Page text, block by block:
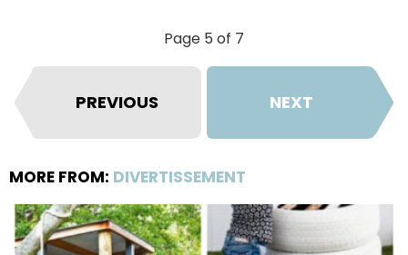
Page 5 of 7
PREVIOUS NEXT
MORE FROM: DIVERTISSEMENT